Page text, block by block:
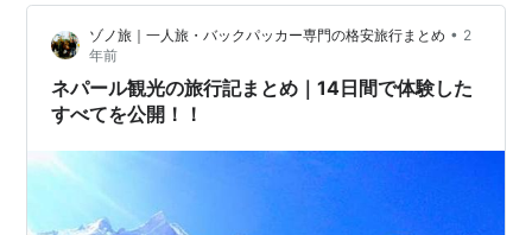
山脈が機内から見えます。おー感動！ 機内から見るとヒ
マラヤは東西にとても長いスケールの大きい山脈だとい
うことを実感します。全長2400kmとか。ちなみに日本
の本州の全長は1500km。 現…
ゾノ旅｜一人旅・バックパッカー専門の格安旅行まとめ • 2
年前
ネパール観光の旅行記まとめ｜14日間で体験した
すべてを公開！！